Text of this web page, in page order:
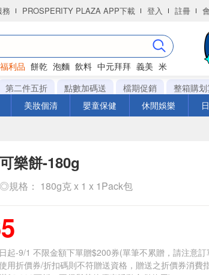
務 PROSPERITY PLAZA APP下載 登入 註冊
福利品 餅乾 泡麵 飲料 中元拜拜 義美 米
第二件五折 點數加碼送 檔期促銷 整箱購
美妝個清 嬰童保健 休閒娛樂
樂餅-180g
◎規格： 180g克 x 1 x 1Pack包
起-9/1 不限金額下單贈$200券(單筆不累贈，請注意訂
用折價券/折扣碼則不符贈送資格，贈送之折價券消費